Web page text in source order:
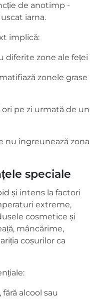
de anotimp -
iarna.
implică:
diferite zone ale feței
zonele grase
pe zi urmată de un
nu îngreunează zona
speciale
și intens la factori
extreme,
cosmetice și
mâncărime,
coșurilor ca
alcool sau